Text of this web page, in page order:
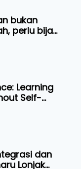
bukan
perlu bijak
Learning
Self-
dan
Lonjak